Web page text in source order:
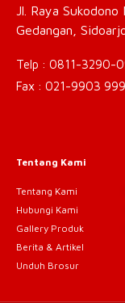
Jl. Raya
Gedangan,
Telp : 0811-3290-
Fax : 021-9903
Tentang Kami
Tentang Kami
Hubungi Kami
Gallery Produk
Berita & Artikel
Unduh Brosur